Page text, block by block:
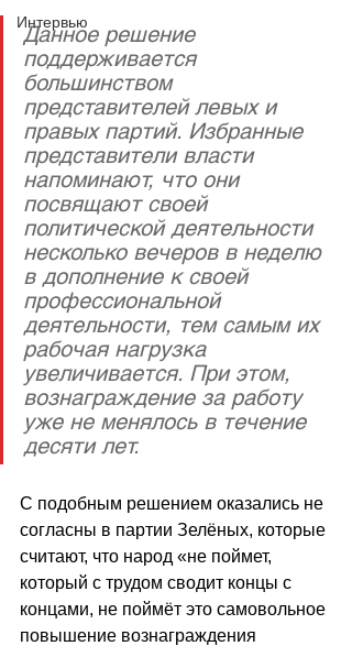
Интервью
Данное решение
поддерживается
большинством
представителей левых и
правых партий. Избранные
представители власти
напоминают, что они
посвящают своей
политической деятельности
несколько вечеров в неделю
в дополнение к своей
профессиональной
деятельности, тем самым их
рабочая нагрузка
увеличивается. При этом,
вознаграждение за работу
уже не менялось в течение
десяти лет.
С подобным решением оказались не
согласны в партии Зелёных, которые
считают, что народ «не поймет,
который с трудом сводит концы с
концами, не поймёт это самовольное
повышение вознаграждения